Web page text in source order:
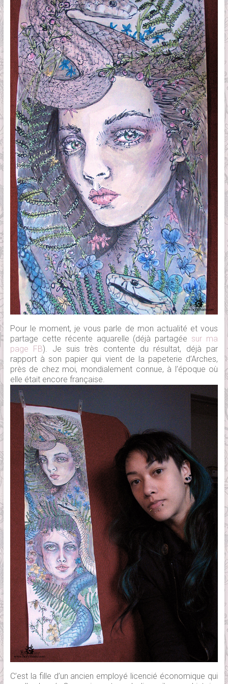
Pour le moment, je vous parle de mon actualité et vous
partage cette récente aquarelle (déjà partagée sur ma
page FB). Je suis très contente du résultat, déjà par
rapport à son papier qui vient de la papeterie d’Arches,
près de chez moi, mondialement connue, à l’époque où
elle était encore française.
C’est la fille d’un ancien employé licencié économique qui